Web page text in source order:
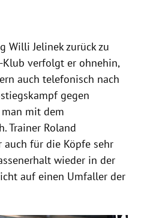
Willi Jelinek zurück zu
Klub verfolgt er ohnehin,
auch telefonisch nach
gegen
mit dem
Trainer Roland
auch für die Köpfe sehr
wieder in der
auf einen Umfaller der